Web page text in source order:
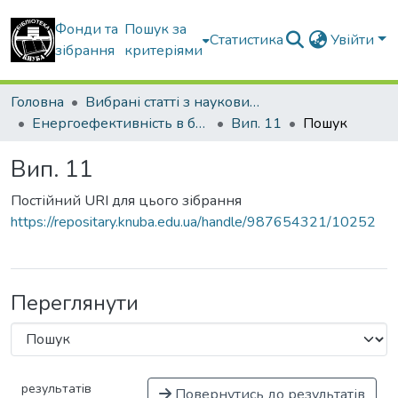
Фонди та
зібрання
Пошук за
критеріями
Статистика Увійти
Головна
Вибрані статті з наукових збірників КНУБА
Енергоефективність в будівництві та архітектурі
Вип. 11 Пошук
Вип. 11
Постійний URI для цього зібрання
https://repositary.knuba.edu.ua/handle/987654321/10252
Переглянути
результатів